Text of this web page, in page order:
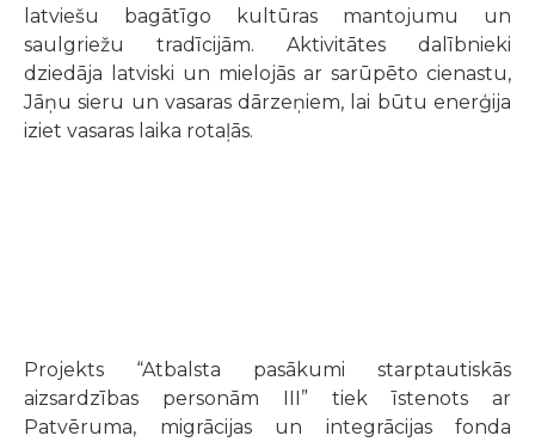
latviešu bagātīgo kultūras mantojumu un
saulgriežu tradīcijām. Aktivitātes dalībnieki
dziedāja latviski un mielojās ar sarūpēto cienastu,
Jāņu sieru un vasaras dārzeņiem, lai būtu enerģija
iziet vasaras laika rotaļās.
Projekts “Atbalsta pasākumi starptautiskās
aizsardzības personām III” tiek īstenots ar
Patvēruma, migrācijas un integrācijas fonda